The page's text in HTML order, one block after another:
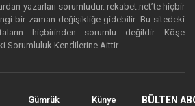
yazarları sorumludur. rekabet.net’te hiçbir
bir zaman değişikliğe gidebilir. Bu sitedeki
hiçbirinden sorumlu değildir. Köşe
Sorumluluk Kendilerine Aittir.
Gümrük
Künye
BÜLTEN